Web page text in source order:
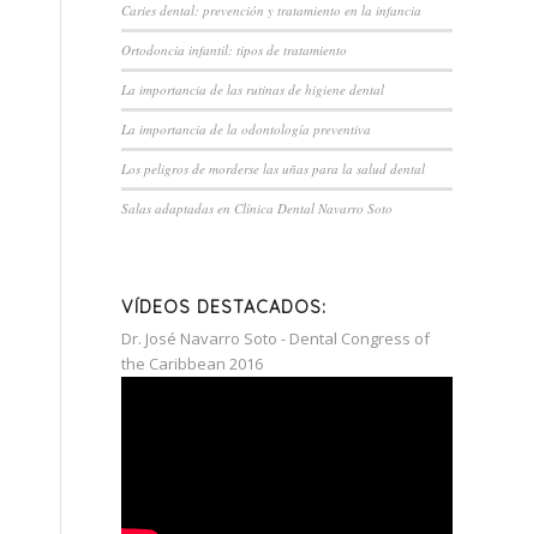
Caries dental: prevención y tratamiento en la infancia
Ortodoncia infantil: tipos de tratamiento
La importancia de las rutinas de higiene dental
La importancia de la odontología preventiva
Los peligros de morderse las uñas para la salud dental
Salas adaptadas en Clínica Dental Navarro Soto
VÍDEOS DESTACADOS:
Dr. José Navarro Soto - Dental Congress of
the Caribbean 2016